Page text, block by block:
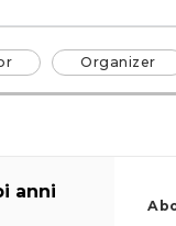
Organizer
anni